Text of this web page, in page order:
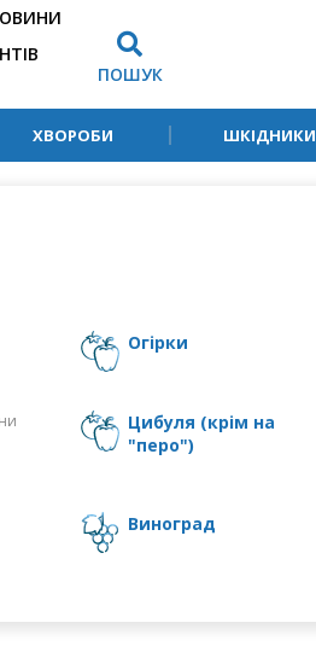
ПОШУК
ХВОРОБИ ШКІДНИКИ
огірки
цибуля (крім на
"перо")
виноград